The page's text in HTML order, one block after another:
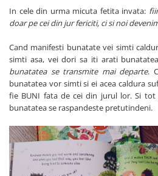
In cele din urma micuta fetita invata:
doar pe cei din jur fericiti, ci si noi
Cand manifesti bunatate vei simti
simti asa, vei dori sa iti arati
bunatatea se transmite mai departe.
bunatatea vor simti si ei acea caldura
fie BUNI fata de cei din jurul lor. Si tot
bunatatea se raspandeste pretutindeni.